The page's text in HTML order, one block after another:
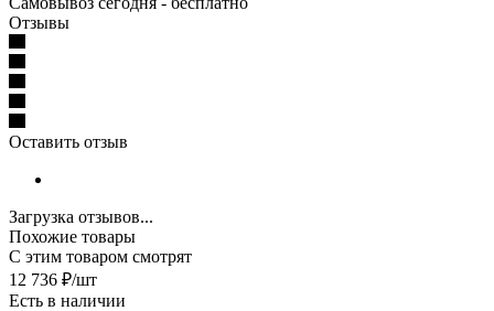
Отзывы
Оставить отзыв
Загрузка отзывов...
Похожие товары
С этим товаром смотрят
12 736 ₽/шт
Есть в наличии